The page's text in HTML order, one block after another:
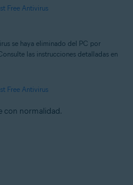
Free Antivirus
se haya eliminado del PC por
las instrucciones detalladas en
Free Antivirus
con normalidad.